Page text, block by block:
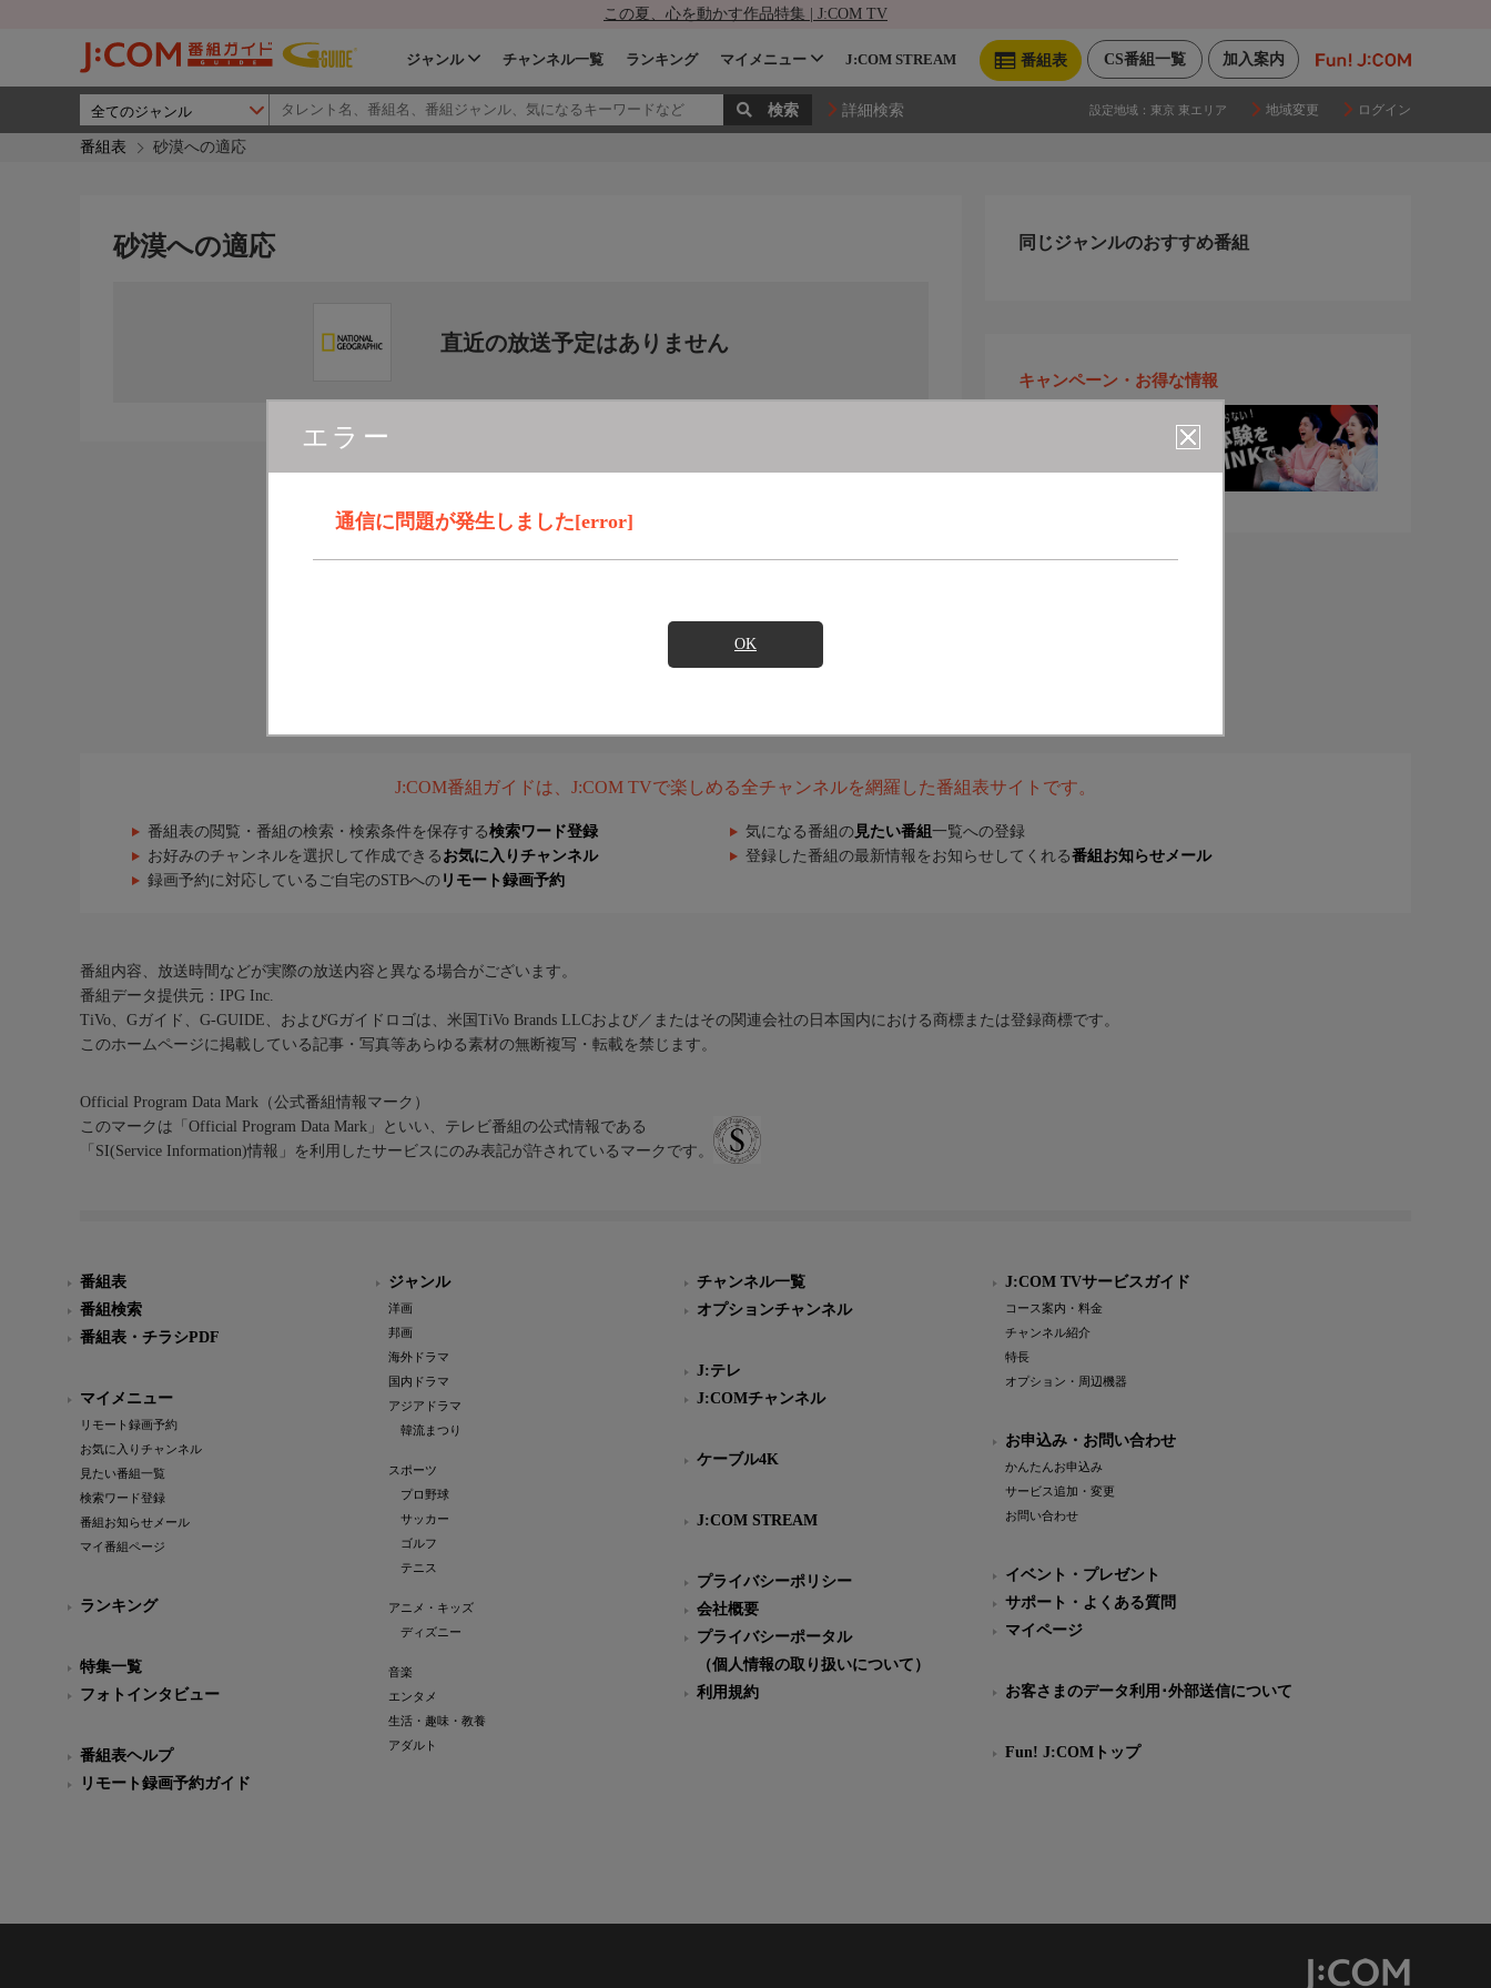
この夏、心を動かす作品特集 | J:COM TV
加入案内
CS番組一覧
番組表
ジャンル チャンネル一覧 ランキング マイメニュー J:COM STREAM
詳細検索 設定地域： 東京 東エリア 地域変更 ログイン
番組表 砂漠への適応
エラー
通信に問題が発生しました[error]
OK
砂漠への適応
直近の放送予定はありません
同じジャンルのおすすめ番組
キャンペーン・お得な情報
J:COM番組ガイドは、J:COM TVで楽しめる全チャンネルを網羅した番組表サイトです。
番組表の閲覧・番組の検索・検索条件を保存する検索ワード登録 気になる番組の 見たい番組 一覧への登録
お好みのチャンネルを選択して作成できる お気に入りチャンネル 登録した番組の最新情報をお知らせしてくれる番組お知らせメール
録画予約に対応しているご自宅のSTBへの リモート録画予約
番組内容、放送時間などが実際の放送内容と異なる場合がございます。
番組データ提供元：IPG Inc.
TiVo、Gガイド、G-GUIDE、およびGガイドロゴは、米国TiVo Brands LLCおよび／またはその関連会社の日本国内における商標または登録商標です。
このホームページに掲載している記事・写真等あらゆる素材の無断複写・転載を禁じます。
Official Program Data Mark（公式番組情報マーク）
このマークは「Official Program Data Mark」といい、テレビ番組の公式情報である
「SI(Service Information)情報」を利用したサービスにのみ表記が許されているマークです。
番組表
番組検索
番組表・チラシPDF
マイメニュー
リモート録画予約
お気に入りチャンネル
見たい番組一覧
検索ワード登録
番組お知らせメール
マイ番組ページ
ランキング
特集一覧
フォトインタビュー
番組表ヘルプ
リモート録画予約ガイド
ジャンル
洋画
邦画
海外ドラマ
国内ドラマ
アジアドラマ
韓流まつり
スポーツ
プロ野球
サッカー
ゴルフ
テニス
アニメ・キッズ
ディズニー
音楽
エンタメ
生活・趣味・教養
アダルト
チャンネル一覧
オプションチャンネル
J:テレ
J:COMチャンネル
ケーブル4K
J:COM STREAM
プライバシーポリシー
会社概要
プライバシーポータル
（個人情報の取り扱いについて）
利用規約
J:COM TVサービスガイド
コース案内・料金
チャンネル紹介
特長
オプション・周辺機器
お申込み・お問い合わせ
かんたんお申込み
サービス追加・変更
お問い合わせ
イベント・プレゼント
サポート・よくある質問
マイページ
お客さまのデータ利用･外部送信について
Fun! J:COMトップ